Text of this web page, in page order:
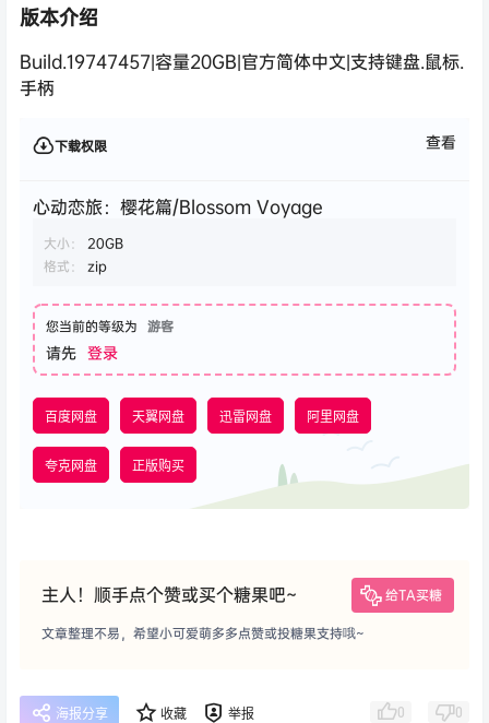
版本介绍
Build.19747457|容量20GB|官方简体中文|支持键盘.鼠标.
手柄
下载权限 查看
心动恋旅：樱花篇/Blossom Voyage
大小：
20GB
格式：
zip
您当前的等级为 游客
请先 登录
百度网盘 天翼网盘 迅雷网盘 阿里网盘
夸克网盘 正版购买
主人！顺手点个赞或买个糖果吧~ 给TA买糖
文章整理不易，希望小可爱萌多多点赞或投糖果支持哦~
海报分享 收藏 举报 0 0